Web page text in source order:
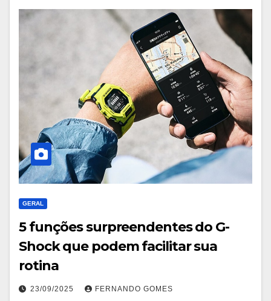
GERAL
5 funções surpreendentes do G-
Shock que podem facilitar sua
rotina
23/09/2025 FERNANDO GOMES